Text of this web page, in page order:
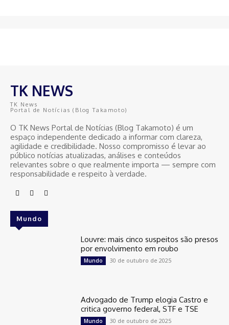
TK NEWS
TK News
Portal de Notícias (Blog Takamoto)
O TK News Portal de Notícias (Blog Takamoto) é um
espaço independente dedicado a informar com clareza,
agilidade e credibilidade. Nosso compromisso é levar ao
público notícias atualizadas, análises e conteúdos
relevantes sobre o que realmente importa — sempre com
responsabilidade e respeito à verdade.
Mundo
Louvre: mais cinco suspeitos são presos
por envolvimento em roubo
Mundo 30 de outubro de 2025
Advogado de Trump elogia Castro e
critica governo federal, STF e TSE
Mundo 30 de outubro de 2025